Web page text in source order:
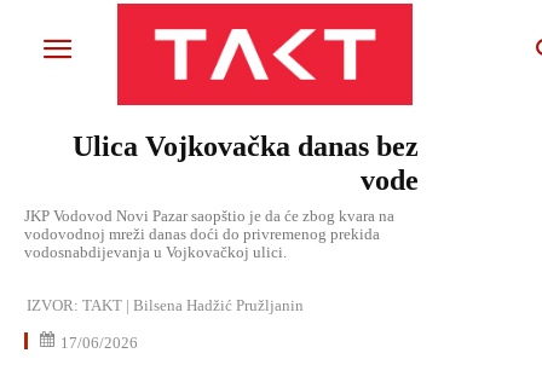
Ulica Vojkovačka danas bez
vode
JKP Vodovod Novi Pazar saopštio je da će zbog kvara na
vodovodnoj mreži danas doći do privremenog prekida
vodosnabdijevanja u Vojkovačkoj ulici.
IZVOR: TAKT | Bilsena Hadžić Pružljanin
17/06/2026